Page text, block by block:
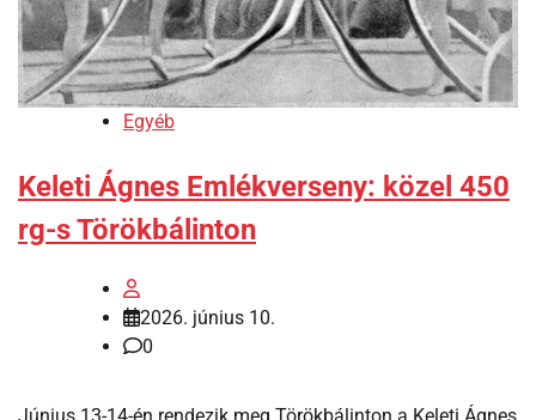
Egyéb
Keleti Ágnes Emlékverseny: közel 450
rg-s Törökbálinton
2026. június 10.
0
Június 13-14-én rendezik meg Törökbálinton a Keleti Ágnes